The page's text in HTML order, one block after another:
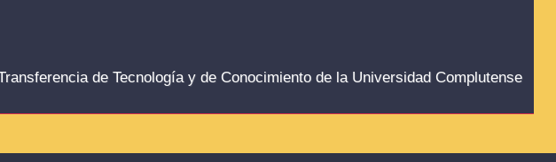
de Tecnología y de Conocimiento de la Universidad Complutense